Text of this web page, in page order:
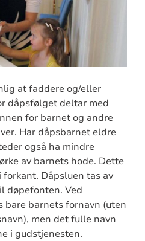
at faddere og/eller
dåpsfølget deltar med
for barnet og andre
Har dåpsbarnet eldre
også ha mindre
av barnets hode. Dette
Dåpsluen tas av
døpefonten. Ved
bare barnets fornavn (uten
men det fulle navn
i gudstjenesten.